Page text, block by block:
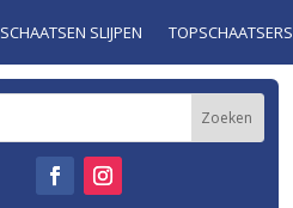
SCHAATSEN SLIJPEN TOPSCHAATSERS